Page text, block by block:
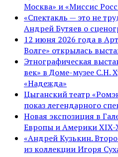
Москва» и «Миссис
«Спектакль — это не
Андрей Бутяев о
12 июня 2026 года в
Волге» открылась
Этнографическая
век» в Доме-музее С.Н.
«Надежда»
Цыганский театр
показ легендарного
Новая экспозиция в
Европы и Америки XIX-
«Андрей Кузькин.
из коллекции Игоря